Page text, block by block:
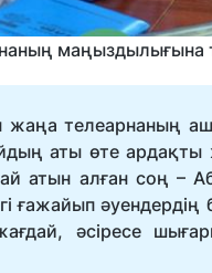
маңыздылығына
жаңа телеарнаның
аты өте
атын алған соң –
әуендердің
жағдай, әсіресе